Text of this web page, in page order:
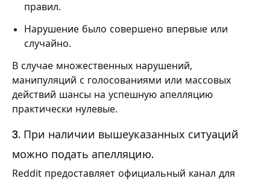
правил.
Нарушение было совершено впервые или
случайно.
В случае множественных нарушений,
манипуляций с голосованиями или массовых
действий шансы на успешную апелляцию
практически нулевые.
3. При наличии вышеуказанных ситуаций
можно подать апелляцию.
Reddit предоставляет официальный канал для